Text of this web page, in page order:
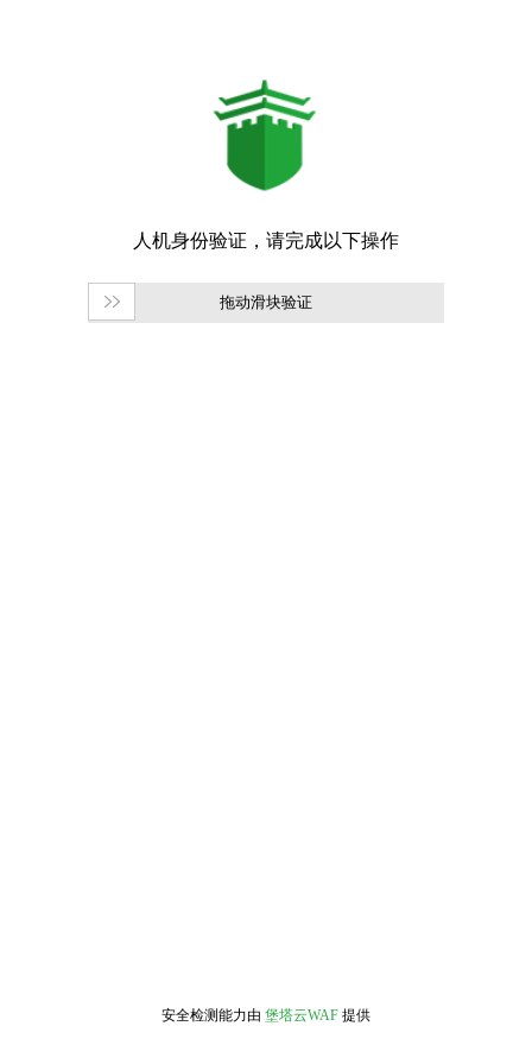
拖动滑块验证
安全检测能力由 堡塔云WAF 提供